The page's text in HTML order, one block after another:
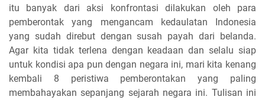
itu banyak dari aksi konfrontasi dilakukan oleh para
pemberontak yang mengancam kedaulatan Indonesia
yang sudah direbut dengan susah payah dari belanda.
Agar kita tidak terlena dengan keadaan dan selalu siap
untuk kondisi apa pun dengan negara ini, mari kita kenang
kembali 8 peristiwa pemberontakan yang paling
membahayakan sepanjang sejarah negara ini. Tulisan ini